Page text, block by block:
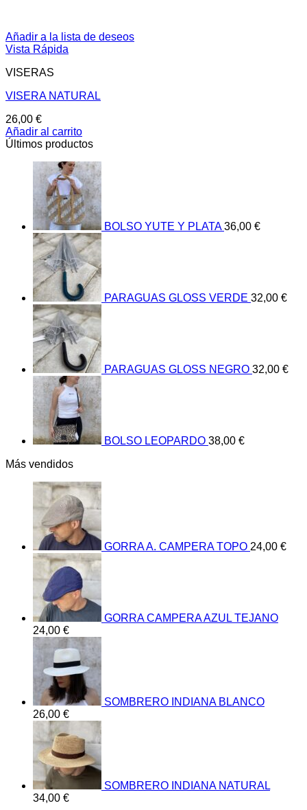
Añadir a la lista de deseos
Vista Rápida
VISERAS
VISERA NATURAL
26,00 €
Añadir al carrito
Últimos productos
BOLSO YUTE Y PLATA 36,00 €
PARAGUAS GLOSS VERDE 32,00 €
PARAGUAS GLOSS NEGRO 32,00 €
BOLSO LEOPARDO 38,00 €
Más vendidos
GORRA A. CAMPERA TOPO 24,00 €
GORRA CAMPERA AZUL TEJANO
24,00 €
SOMBRERO INDIANA BLANCO
26,00 €
SOMBRERO INDIANA NATURAL
34,00 €